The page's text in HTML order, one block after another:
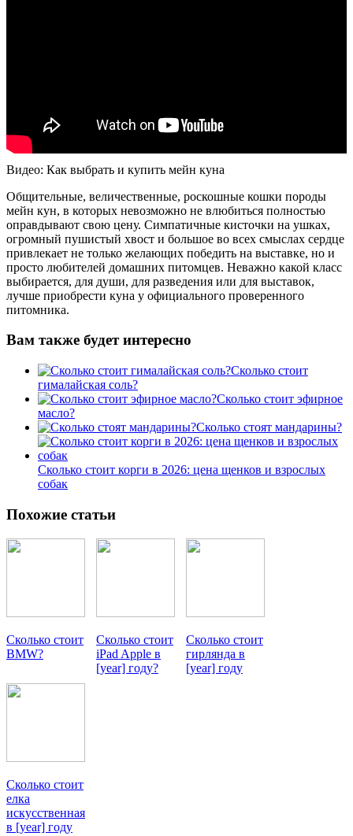
Видео: Как выбрать и купить мейн куна
Общительные, величественные, роскошные кошки породы
мейн кун, в которых невозможно не влюбиться полностью
оправдывают свою цену. Симпатичные кисточки на ушках,
огромный пушистый хвост и большое во всех смыслах сердце
привлекает не только желающих победить на выставке, но и
просто любителей домашних питомцев. Неважно какой класс
выбирается, для души, для разведения или для выставок,
лучше приобрести куна у официального проверенного
питомника.
Вам также будет интересно
Сколько стоит
гималайская соль?
Сколько стоит эфирное
масло?
Сколько стоят мандарины?
Сколько стоит корги в 2026: цена щенков и взрослых
собак
Похожие статьи
Сколько стоит
BMW?
Сколько стоит
iPad Apple в
[year] году?
Сколько стоит
гирлянда в
[year] году
Сколько стоит
елка
искусственная
в [year] году